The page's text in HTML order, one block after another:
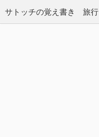
サトッチの覚え書き 旅行